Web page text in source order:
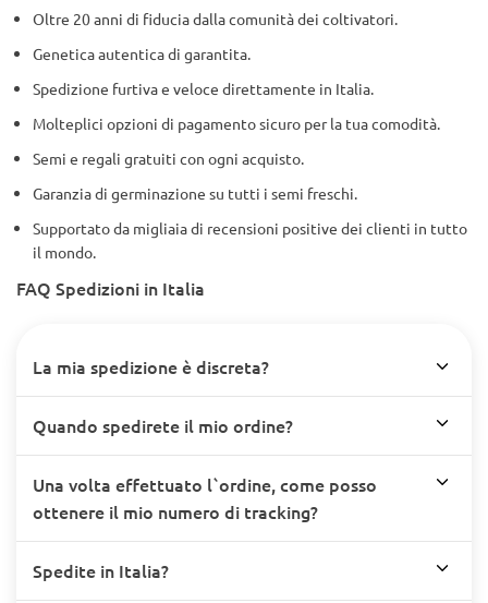
Oltre 20 anni di fiducia dalla comunità dei coltivatori.
Genetica autentica di garantita.
Spedizione furtiva e veloce direttamente in Italia.
Molteplici opzioni di pagamento sicuro per la tua comodità.
Semi e regali gratuiti con ogni acquisto.
Garanzia di germinazione su tutti i semi freschi.
Supportato da migliaia di recensioni positive dei clienti in tutto
il mondo.
FAQ Spedizioni in Italia
La mia spedizione è discreta?
Quando spedirete il mio ordine?
Una volta effettuato l`ordine, come posso
ottenere il mio numero di tracking?
Spedite in Italia?